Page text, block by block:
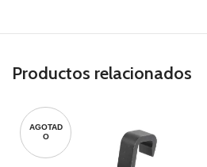
Productos relacionados
AGOTAD
O